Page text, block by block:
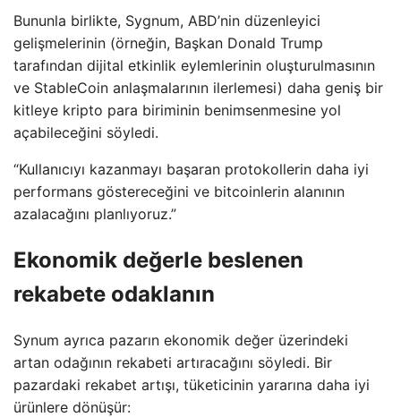
Bununla birlikte, Sygnum, ABD’nin düzenleyici
gelişmelerinin (örneğin, Başkan Donald Trump
tarafından dijital etkinlik eylemlerinin oluşturulmasının
ve StableCoin anlaşmalarının ilerlemesi) daha geniş bir
kitleye kripto para biriminin benimsenmesine yol
açabileceğini söyledi.
“Kullanıcıyı kazanmayı başaran protokollerin daha iyi
performans göstereceğini ve bitcoinlerin alanının
azalacağını planlıyoruz.”
Ekonomik değerle beslenen
rekabete odaklanın
Synum ayrıca pazarın ekonomik değer üzerindeki
artan odağının rekabeti artıracağını söyledi. Bir
pazardaki rekabet artışı, tüketicinin yararına daha iyi
ürünlere dönüşür: